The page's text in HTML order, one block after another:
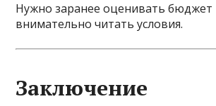
Нужно заранее оценивать бюджет
внимательно читать условия.
Заключение